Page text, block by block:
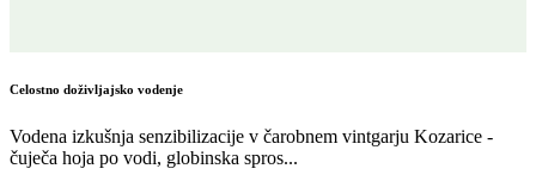
Celostno doživljajsko vodenje
Vodena izkušnja senzibilizacije v čarobnem vintgarju Kozarice -
čuječa hoja po vodi, globinska spros...